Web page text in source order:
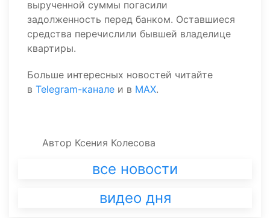
вырученной суммы погасили
задолженность перед банком. Оставшиеся
средства перечислили бывшей владелице
квартиры.
Больше интересных новостей читайте
в Telegram-канале и в MAX.
Автор Ксения Колесова
все новости
видео дня